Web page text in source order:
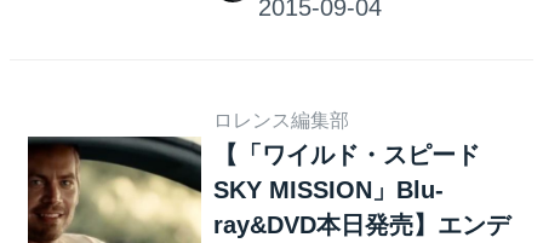
ロ」。ボタンを押すと、クル
のようなシーンが良く登場し
ます。 ニトロってニトログリ
セリン？ではありません。
「ニトロ」と聞くと、爆薬で
ロレンス編集部
【「ワイルド・スピード
SKY MISSION」Blu-
ray&DVD本日発売】エンデ